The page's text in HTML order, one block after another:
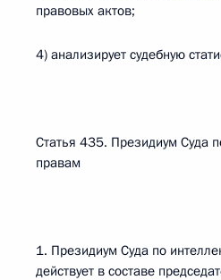
правовых актов;
4) анализирует судебную
Статья 435. Президиум Суда
правам
1. Президиум Суда по
действует в составе